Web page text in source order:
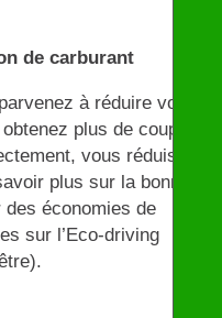
de carburant
à réduire votre
plus de couple.
vous réduisez
plus sur la bonne
économies de
sur l’Eco-driving